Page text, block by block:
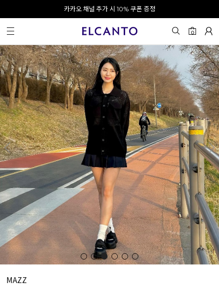
오전 10시 이전 결제 완료 시 오늘 출발!
회원가입 시 최대 20% 쿠폰 지급
카카오 채널 추가 시 10% 쿠폰 증정
0
MAZZ